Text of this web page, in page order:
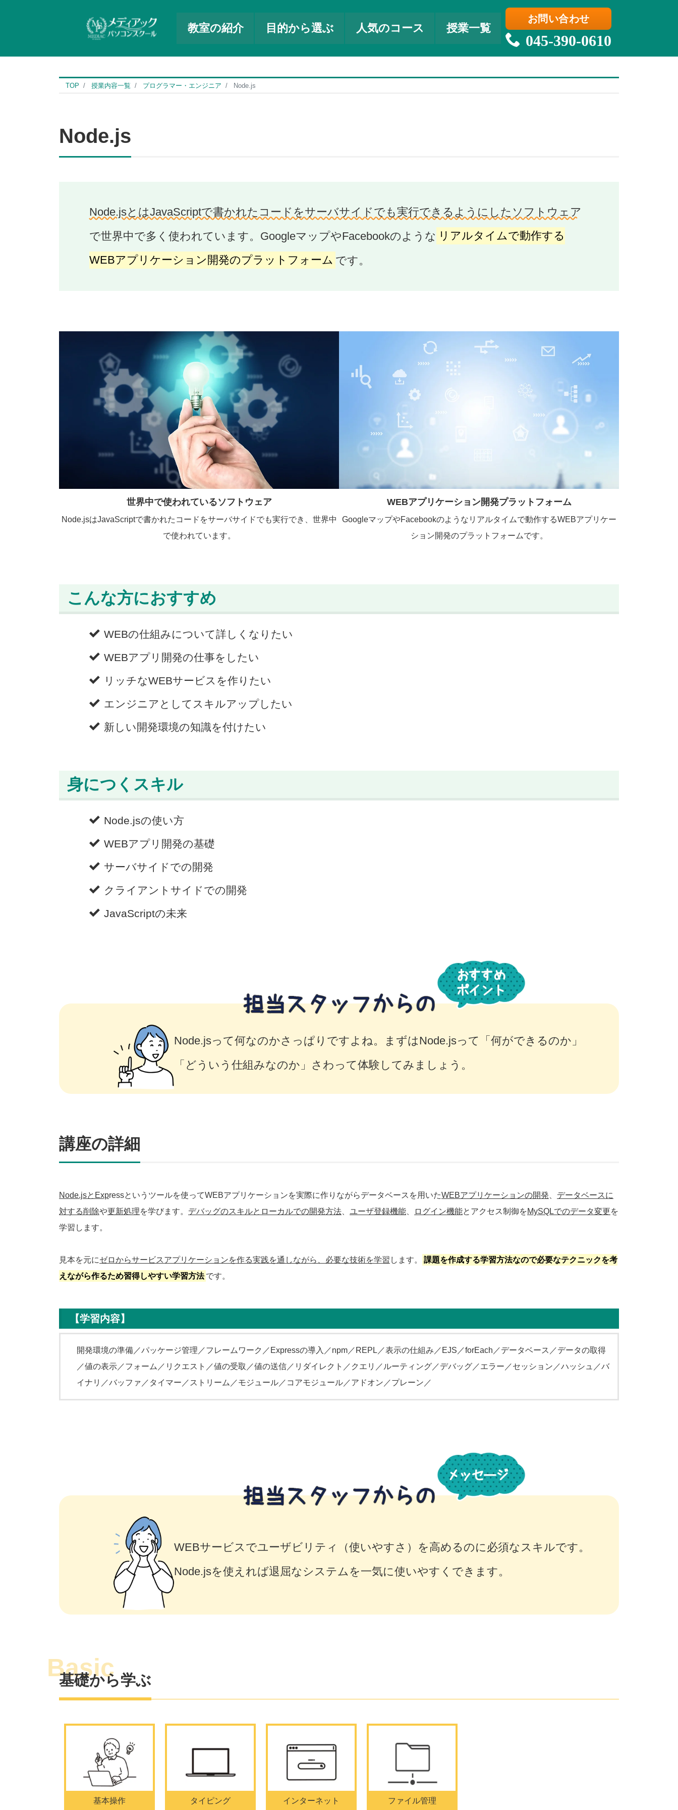
教室の紹介 目的から選ぶ 人気のコース 授業一覧
お問い合わせ
045-390-0610
TOP 授業内容一覧 プログラマー・エンジニア Node.js
Node.js
Node.jsとはJavaScriptで書かれたコードをサーバサイドでも実行できるようにしたソフトウェア
で世界中で多く使われています。GoogleマップやFacebookのような リアルタイムで動作する
WEBアプリケーション開発のプラットフォーム です。
世界中で使われているソフトウェア
Node.jsはJavaScriptで書かれたコードをサーバサイドでも実行でき、世界中
で使われています。
WEBアプリケーション開発プラットフォーム
GoogleマップやFacebookのようなリアルタイムで動作するWEBアプリケー
ション開発のプラットフォームです。
こんな方におすすめ
WEBの仕組みについて詳しくなりたい
WEBアプリ開発の仕事をしたい
リッチなWEBサービスを作りたい
エンジニアとしてスキルアップしたい
新しい開発環境の知識を付けたい
身につくスキル
Node.jsの使い方
WEBアプリ開発の基礎
サーバサイドでの開発
クライアントサイドでの開発
JavaScriptの未来
Node.jsって何なのかさっぱりですよね。まずはNode.jsって「何ができるのか」
「どういう仕組みなのか」さわって体験してみましょう。
講座の詳細
Node.jsとExpressというツールを使ってWEBアプリケーションを実際に作りながらデータベースを用いたWEBアプリケーションの開発
データベースに
対する削除や更新処理を学びます。 デバッグのスキルとローカルでの開発方法 ユーザ登録機能 ログイン機能とアクセス制御をMySQLでのデータ変更を
学習します。
見本を元にゼロからサービスアプリケーションを作る実践を通しながら、必要な技術を学習 します。
課題を作成する学習方法なので必要なテクニックを考
えながら作るため習得しやすい学習方法 です。
【学習内容】
開発環境の準備／パッケージ管理／フレームワーク／Expressの導入／npm／REPL／表示の仕組み／EJS／forEach／データベース／データの取得
／値の表示／フォーム／リクエスト／値の受取／値の送信／リダイレクト／クエリ／ルーティング／デバッグ／エラー／セッション／ハッシュ／バ
イナリ／バッファ／タイマー／ストリーム／モジュール／コアモジュール／アドオン／プレーン／
WEBサービスでユーザビリティ（使いやすさ）を高めるのに必須なスキルです。
Node.jsを使えれば退屈なシステムを一気に使いやすくできます。
基礎から学ぶ
基本操作 タイピング インターネット ファイル管理